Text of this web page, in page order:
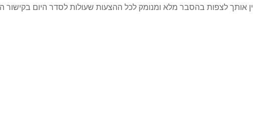
אותך לצפות בהסבר מלא ומנומק לכל ההצעות שעולות לסדר היום בקישור